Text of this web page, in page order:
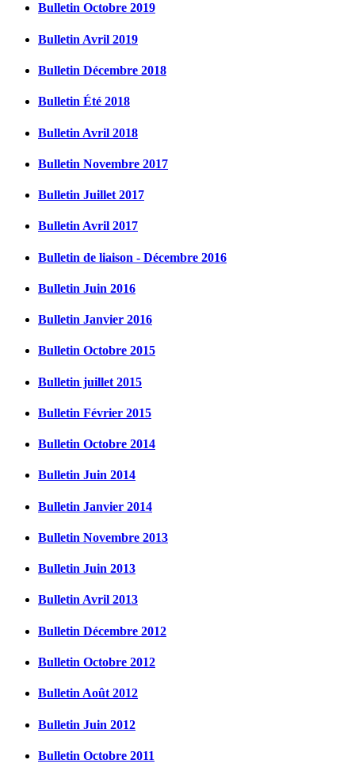
Bulletin Octobre 2019
Bulletin Avril 2019
Bulletin Décembre 2018
Bulletin Été 2018
Bulletin Avril 2018
Bulletin Novembre 2017
Bulletin Juillet 2017
Bulletin Avril 2017
Bulletin de liaison - Décembre 2016
Bulletin Juin 2016
Bulletin Janvier 2016
Bulletin Octobre 2015
Bulletin juillet 2015
Bulletin Février 2015
Bulletin Octobre 2014
Bulletin Juin 2014
Bulletin Janvier 2014
Bulletin Novembre 2013
Bulletin Juin 2013
Bulletin Avril 2013
Bulletin Décembre 2012
Bulletin Octobre 2012
Bulletin Août 2012
Bulletin Juin 2012
Bulletin Octobre 2011